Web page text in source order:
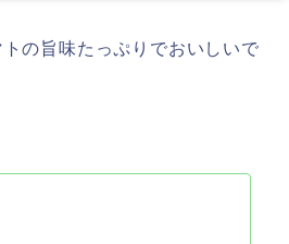
トの旨味たっぷりでおいしいで